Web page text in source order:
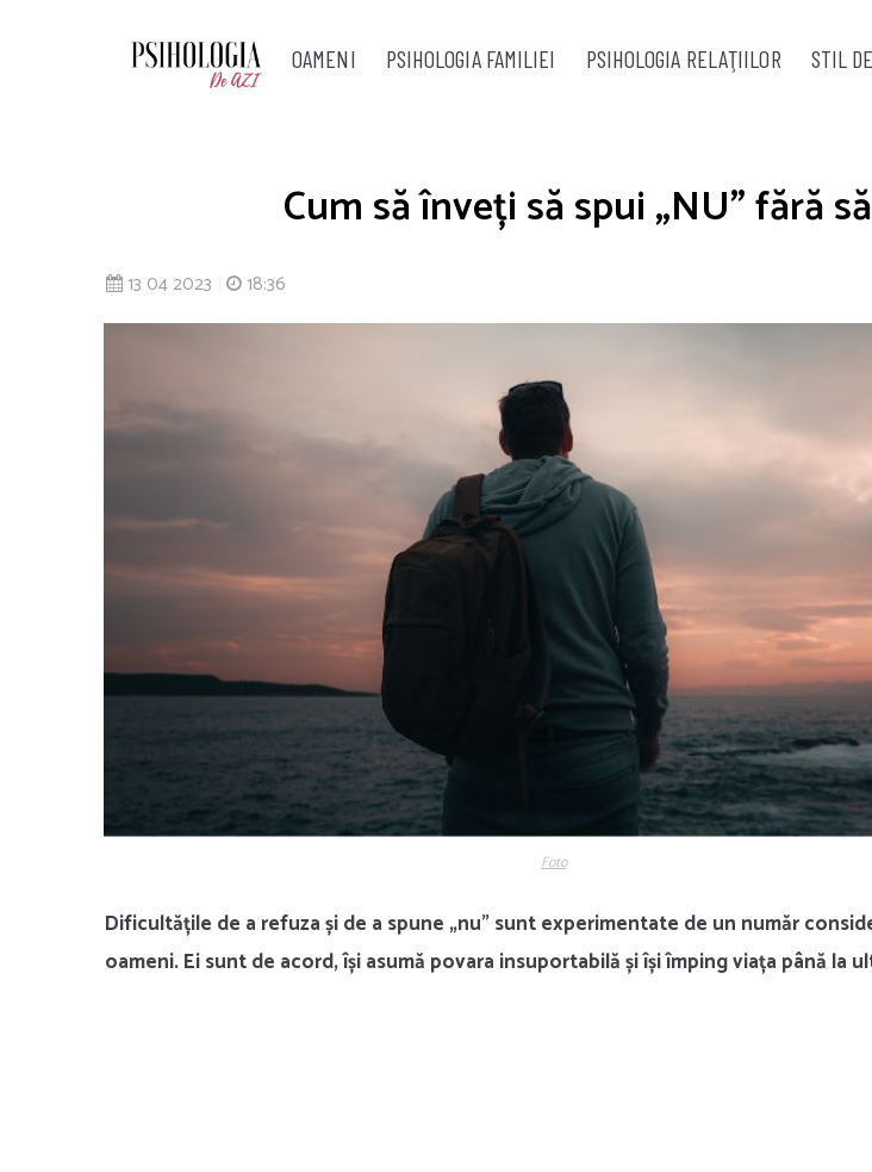
OAMENI PSIHOLOGIA FAMILIEI PSIHOLOGIA RELAŢIILOR STIL
Cum să înveți să spui „NU” fără
13 04 2023 18:36
Foto
Dificultățile de a refuza și de a spune „nu” sunt experimentate de un număr
oameni. Ei sunt de acord, își asumă povara insuportabilă și își împing viața până la